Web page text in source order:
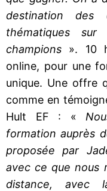
destination des
thématiques sur
champions ». 10
online, pour une
unique. Une offre
comme en
Hult EF : «
formation auprès
proposée par
avec ce que nous
distance, avec